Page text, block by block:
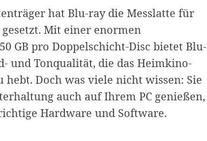
hat Blu-ray die Messlatte für
Mit einer enormen
GB pro Doppelschicht-Disc bietet Blu-
und Tonqualität, die das Heimkino-
Doch was viele nicht wissen: Sie
auch auf Ihrem PC genießen,
Hardware und Software.So